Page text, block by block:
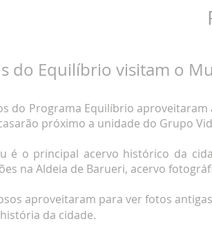
do Equilíbrio visitam o
do Programa Equilíbrio
próximo a unidade do Grupo
é o principal acervo histórico da
na Aldeia de Barueri, acervo
aproveitaram para ver fotos
da cidade.